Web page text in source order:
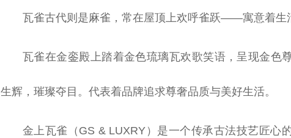
瓦雀古代则是麻雀，常在屋顶上欢呼雀跃——寓意着生
瓦雀在金銮殿上踏着金色琉璃瓦欢歌笑语，呈现金色
生辉，璀璨夺目。代表着品牌追求尊奢品质与美好生活。
金上瓦雀（GS & LUXRY）是一个传承古法技艺匠心